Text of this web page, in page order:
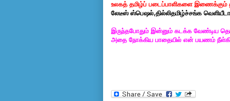
உலகத் தமிழ்ப் படைப்பாளிகளை இணைக்கும்
லேடீஸ் ஸ்பெஷல்,தில்லிதமிழ்ச்சங்க
இருந்தபோதும் இன்னும் கடக்க வேண்டிய
அதை நோக்கிய பாதையில் என் பயணம்